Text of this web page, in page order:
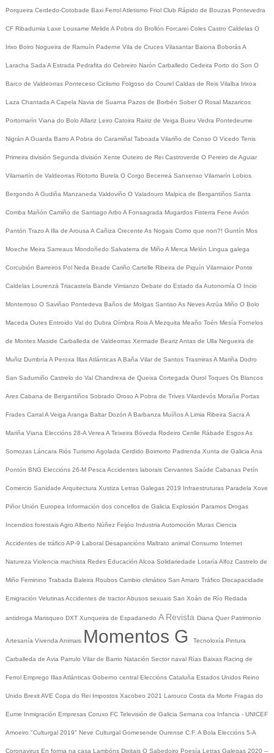
Porqueira Cerdedo-Cotobade Baxi FerrolAtletismo Friol Club Rápido de Bouzas Pontevedra
CF Ribadumia Laxe Lousame Melide A Pobra do Brollón Forcarei Coles Castro Caldelas O
Irixo Boiro Nogueira de Ramuín Paderne Vila de Cruces Vilasantar Baiona BoborásA
Laracha Sada A Estrada Pedrafita do Cebreiro Narón Carballedo Cedeira Porto do Son O
Barco de Valdeorras Ponteceso Ciclismo Folgoso do Courel Caldas de Reis Vilalba Irixoa
Laza Chantada A Capela Navia de Suarna Pazos de Borbén Sober O Rosal Mazaricos
Portomarín Viana do Bolo Allariz Leiro Catoira Rairiz de Veiga Bueu Vedra Pontedeume
Nigrán A Guarda Barro A Pobra do Caramiñal Taboada Vilariño de Conso O Vicedo Tenis
Primeira división Segunda división Xente Outeiro de Rei Castroverde O Pereiro de Aguiar
Vilamartín de Valdeorras Riotorto Burela O Corgo Becerreá Sanxenxo Vilamarín Lobios
Bergondo A Gudiña Manzaneda Valdoviño O Valadouro Malpica de Bergantiños Santa
Comba Mañón Camiño de Santiago Arbo A Fonsagrada Mugardos Fisterra Fene Avión
Pantón Trazo A Illa de Arousa A Cañiza Crecente As Nogais Como que non?! Guntín Mos
Moeche Meira Sarreaus Mondoñedo Salvaterra de Miño A Merca Melón Lingua galega
Corcubión Barreiros Pol Neda Beade Cariño Cartelle Ribeira de Piquín Vilarmaior Ponte
Caldelas Lourenzá Triacastela Bande Vimianzo Debate do Estado da Autonomía O Incio
Monterroso O Saviñao Pontedeva Baños de Molgas Santiso As NevesArzúa Miño O Bolo
Maceda Outes Entroido Val do Dubra Oímbra RoisA Mezquita Meaño Toén Mesía Fornelos
de Montes Maside Carballeda de Valdeorras Xermade BearizAntas de Ulla Negueira de
Muñiz Dumbría A Peroxa Illas AtlánticasA Baña Vilar de Santos TrasmirasA Mariña Dodro
San Sadurniño Castrelo do Val Chandrexa de Queixa Cortegada Ourol Toques Os Blancos
Ares Cabana de Bergantiños Sobrado Oroso A Pobra de Trives Vilardevós Moraña Portas
Frades CarralA Veiga Aranga Baltar Dozón A Barbanza MuíñosA Limia Ribeira Sacra A
Mariña Viana Eleccións 28-A Verea A Teixeira Bóveda Rodeiro Cenlle Rábade EsgosAs
Somozas Láncara Riós Turismo Agolada Cerdido Boimorto Padrenda Xunta de Galicia Ana
Pontón BNG Eleccións 26-M Pesca Accidentes laborais Cervantes Saúde Cabanas Petín
Comercio Sanidade Arquitectura Xustiza Letras Galegas 2019 Infraestruturas Paradela Xove
Piñor Unión Europea Información dos concellos de Galicia Explosión Paramos Drogas
Incendios forestaisAgro Alberto Núñez Feijóo Industria Automoción Muras Ciencia
Accidentes de tráfico AP-9 Laboral Desaparicións Maltrato animal Consumo Internet
Natureza Violencia machista Redes Educación Alcoa Solidariedade Lotaría Alfoz Castrelo de
Miño Feminino Trabada Baleira Roubos Cambio climático San Amaro Tráfico Discapacidade
Emigración VelutinasAccidentes de tractorAbusos sexuais San Xoán de Río Redada
antidroga Marisqueo DXT Xunqueira de Espadanedo A Revista Diana Quer Patrimonio
Artesanía Vivenda Animais Momentos G Tecnoloxía Pintura
Carballeda de Avia Parrulo Vilar de Barrio Natación Sector naval Rías Baixas Racing de
Ferrol Emprego Illas Atlánticas Goberno central Eleccións Cataluña Estados Unidos Reino
Unido BrexitAVE Copa do Rei Impostos Xacobeo 2021 Larouco Costa da Morte Fragas do
Eume Inmigración Empresas Coruxo FC Televisión de Galicia Semana coa Infancia - UNICEF
Amoeiro "Culturgal 2019" Neve Culturgal Gomesende Ourense C.F. A Bola Eleccións 5-A
Coronavirus En forma na casa Lambóns Dixitais O Sabedoiro Poesía Letras Galegas 2020 --